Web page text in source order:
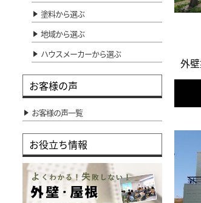
外
塗料から選ぶ
地域から選ぶ
ハウスメーカーから選ぶ
お客様の声
お客様の声一覧
お役立ち情報